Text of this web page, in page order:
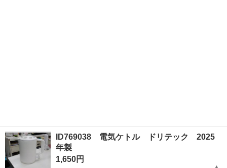
ID769038 電気ケトル ドリテック 2025
年製
1,650円